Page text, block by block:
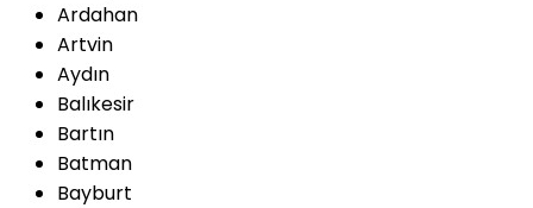
Ardahan
Artvin
Aydın
Balıkesir
Bartın
Batman
Bayburt